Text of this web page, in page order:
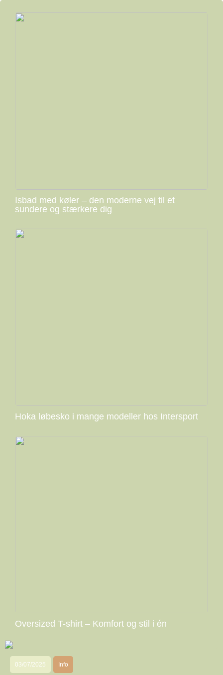
Isbad med køler – den moderne vej til et
sundere og stærkere dig
Hoka løbesko i mange modeller hos Intersport
Oversized T-shirt – Komfort og stil i én
03/07/2025 Info